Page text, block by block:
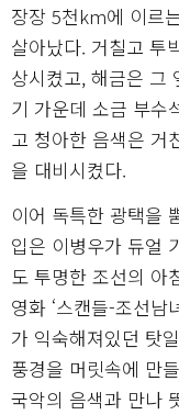
장장 5천km에 이르
살아났다. 거칠고 투
상시켰고, 해금은 그
기 가운데 소금 부수
고 청아한 음색은 거
을 대비시켰다.
이어 독특한 광택을
입은 이병우가 듀얼
도 투명한 조선의 아
영화 ‘스캔들-조선남
가 익숙해져있던 탓
풍경을 머릿속에 만
국악의 음색과 만나